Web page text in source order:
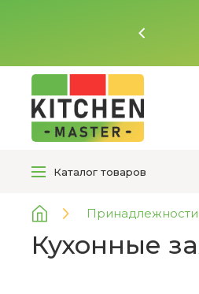
Каталог товаров
Принадлежности
Кухонные